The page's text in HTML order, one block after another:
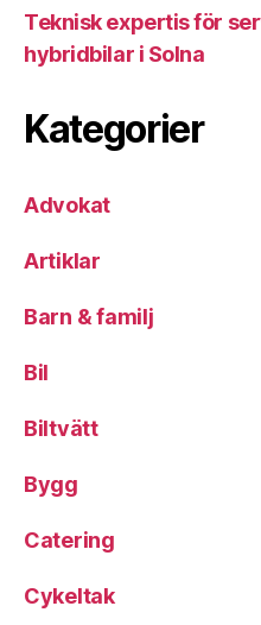
Teknisk expertis för
hybridbilar i Solna
Kategorier
Advokat
Artiklar
Barn & familj
Bil
Biltvätt
Bygg
Catering
Cykeltak